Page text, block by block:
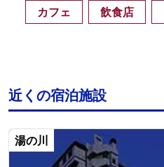
カフェ 飲食店
近くの宿泊施設
湯の川